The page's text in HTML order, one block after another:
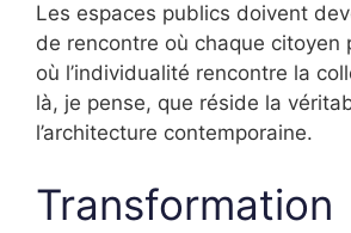
Les espaces publics doivent
de rencontre où chaque citoyen
où l’individualité rencontre la
là, je pense, que réside la
l’architecture contemporaine.
Transformation